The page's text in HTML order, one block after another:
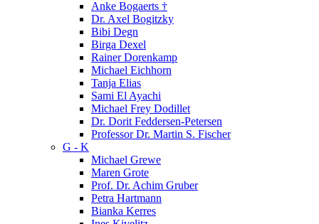
Anke Bogaerts †
Dr. Axel Bogitzky
Bibi Degn
Birga Dexel
Rainer Dorenkamp
Michael Eichhorn
Tanja Elias
Sami El Ayachi
Michael Frey Dodillet
Dr. Dorit Feddersen-Petersen
Professor Dr. Martin S. Fischer
G - K
Michael Grewe
Maren Grote
Prof. Dr. Achim Gruber
Petra Hartmann
Bianka Kerres